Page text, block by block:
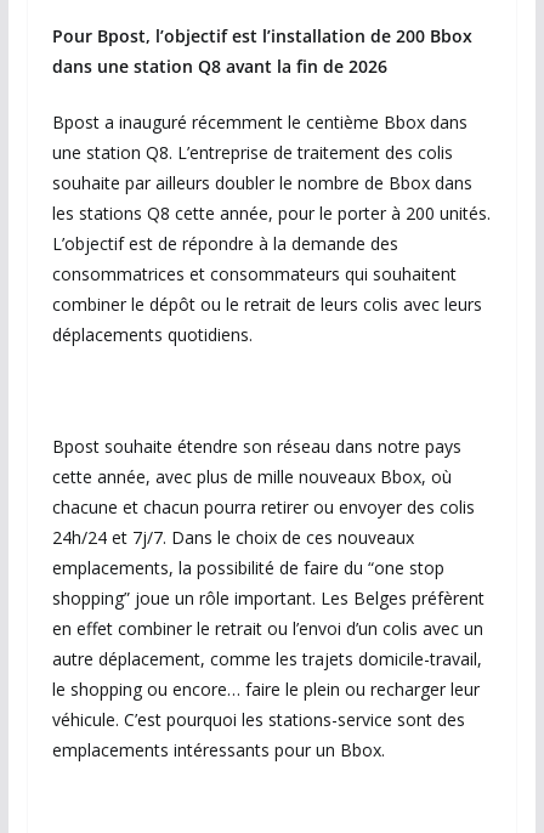
Pour Bpost, l’objectif est l’installation de 200 Bbox
dans une station Q8 avant la fin de 2026
Bpost a inauguré récemment le centième Bbox dans
une station Q8. L’entreprise de traitement des colis
souhaite par ailleurs doubler le nombre de Bbox dans
les stations Q8 cette année, pour le porter à 200 unités.
L’objectif est de répondre à la demande des
consommatrices et consommateurs qui souhaitent
combiner le dépôt ou le retrait de leurs colis avec leurs
déplacements quotidiens.
Bpost souhaite étendre son réseau dans notre pays
cette année, avec plus de mille nouveaux Bbox, où
chacune et chacun pourra retirer ou envoyer des colis
24h/24 et 7j/7. Dans le choix de ces nouveaux
emplacements, la possibilité de faire du “one stop
shopping” joue un rôle important. Les Belges préfèrent
en effet combiner le retrait ou l’envoi d’un colis avec un
autre déplacement, comme les trajets domicile-travail,
le shopping ou encore… faire le plein ou recharger leur
véhicule. C’est pourquoi les stations-service sont des
emplacements intéressants pour un Bbox.